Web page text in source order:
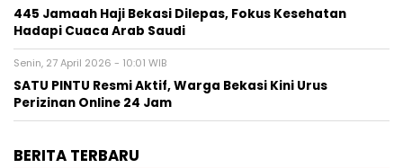
445 Jamaah Haji Bekasi Dilepas, Fokus Kesehatan
Hadapi Cuaca Arab Saudi
Senin, 27 April 2026 - 10:01 WIB
SATU PINTU Resmi Aktif, Warga Bekasi Kini Urus
Perizinan Online 24 Jam
BERITA TERBARU